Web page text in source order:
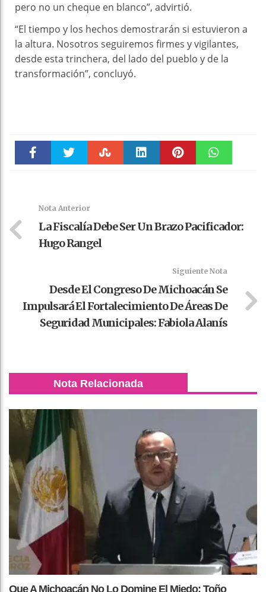
pero no un cheque en blanco”, advirtió.
“El tiempo y los hechos demostrarán si estuvieron a
la altura. Nosotros seguiremos firmes y vigilantes,
desde esta trinchera, del lado del pueblo y de la
transformación”, concluyó.
Nota Anterior
La Fiscalía Debe Ser Un Brazo Pacificador:
Hugo Rangel
Siguiente Nota
Desde El Congreso De Michoacán Se
Impulsará El Fortalecimiento De Áreas De
Seguridad Municipales: Fabiola Alanís
Nota Relacionada
Que A Michoacán No Lo Domine El Miedo: Toño